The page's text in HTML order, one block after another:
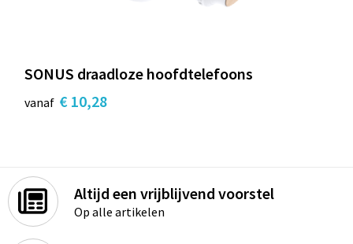
SONUS draadloze hoofdtelefoons
vanaf € 10,28
Altijd een vrijblijvend voorstel
Op alle artikelen